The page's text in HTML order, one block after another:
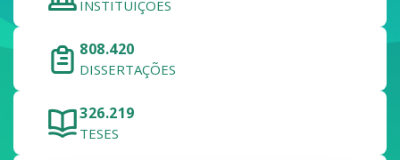
INSTITUIÇÕES
808.420
DISSERTAÇÕES
326.219
TESES